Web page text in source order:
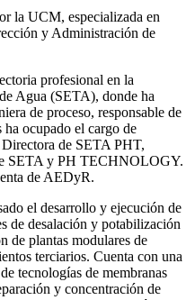
la UCM, especializada en
y Administración de
profesional en la
Agua (SETA), donde ha
de proceso, responsable de
ocupado el cargo de
de SETA PHT,
SETA y PH TECHNOLOGY.
de AEDyR.
el desarrollo y ejecución de
de desalación y potabilización
de plantas modulares de
terciarios. Cuenta con una
tecnologías de membranas
y concentración de